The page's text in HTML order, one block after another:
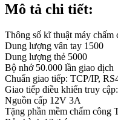
Mô tả chi tiết:
Thông số kĩ thuật máy chấm
Dung lượng vân tay 1500
Dung lượng thẻ 5000
Bộ nhớ 50.000 lần giao dịch
Chuẩn giao tiếp: TCP/IP,
Giao tiếp điều khiển truy
Nguồn cấp 12V 3A
Tặng phần mềm chấm công